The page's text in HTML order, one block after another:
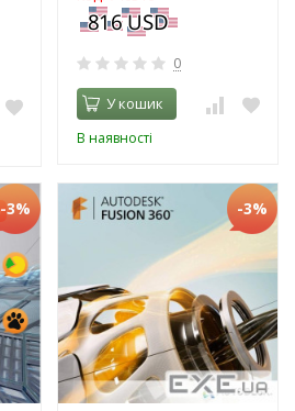
0
У кошик
В наявності
-3% -3%